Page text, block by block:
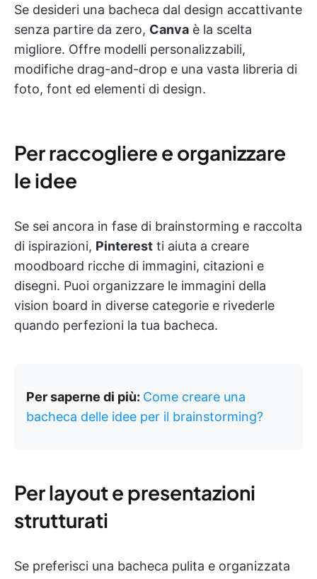
Se desideri una bacheca dal design accattivante
senza partire da zero, Canva è la scelta
migliore. Offre modelli personalizzabili,
modifiche drag-and-drop e una vasta libreria di
foto, font ed elementi di design.
Per raccogliere e organizzare
le idee
Se sei ancora in fase di brainstorming e raccolta
di ispirazioni, Pinterest ti aiuta a creare
moodboard ricche di immagini, citazioni e
disegni. Puoi organizzare le immagini della
vision board in diverse categorie e rivederle
quando perfezioni la tua bacheca.
Per saperne di più: Come creare una
bacheca delle idee per il brainstorming?
Per layout e presentazioni
strutturati
Se preferisci una bacheca pulita e organizzata